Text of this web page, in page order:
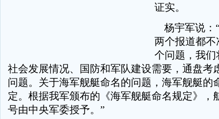
证实。
杨宇军说：
两个报道都
个问题，我
社会发展情况、国防和军队建设需要，通盘考
问题。关于海军舰艇命名的问题，海军舰艇的
定。根据我军颁布的《海军舰艇命名规定》，
号由中央军委授予。”